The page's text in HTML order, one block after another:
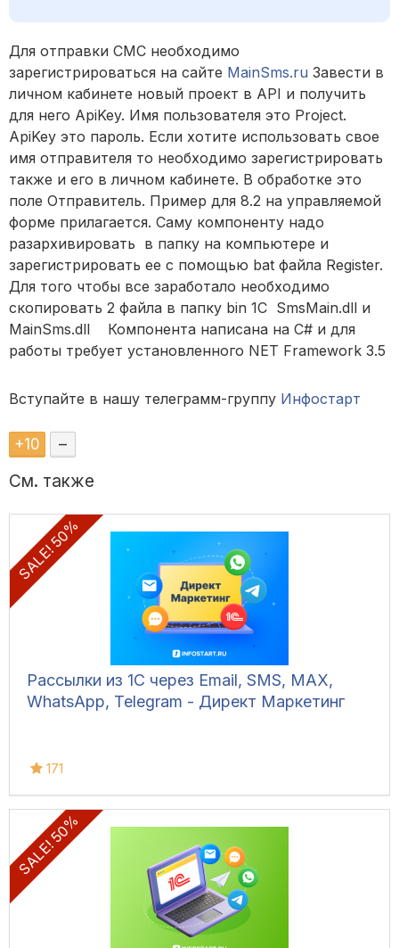
Для отправки СМС необходимо
зарегистрироваться на сайте MainSms.ru Завести в
личном кабинете новый проект в API и получить
для него ApiKey. Имя пользователя это Project.
ApiKey это пароль. Если хотите использовать свое
имя отправителя то необходимо зарегистрировать
также и его в личном кабинете. В обработке это
поле Отправитель. Пример для 8.2 на управляемой
форме прилагается. Саму компоненту надо
разархивировать в папку на компьютере и
зарегистрировать ее с помощью bat файла Register.
Для того чтобы все заработало необходимо
скопировать 2 файла в папку bin 1С SmsMain.dll и
MainSms.dll Компонента написана на C# и для
работы требует установленного NET Framework 3.5
Вступайте в нашу телеграмм-группу Инфостарт
+10 –
См. также
SALE! 50%
Рассылки из 1С через Email, SMS, MAX,
WhatsApp, Telegram - Директ Маркетинг
171
SALE! 50%